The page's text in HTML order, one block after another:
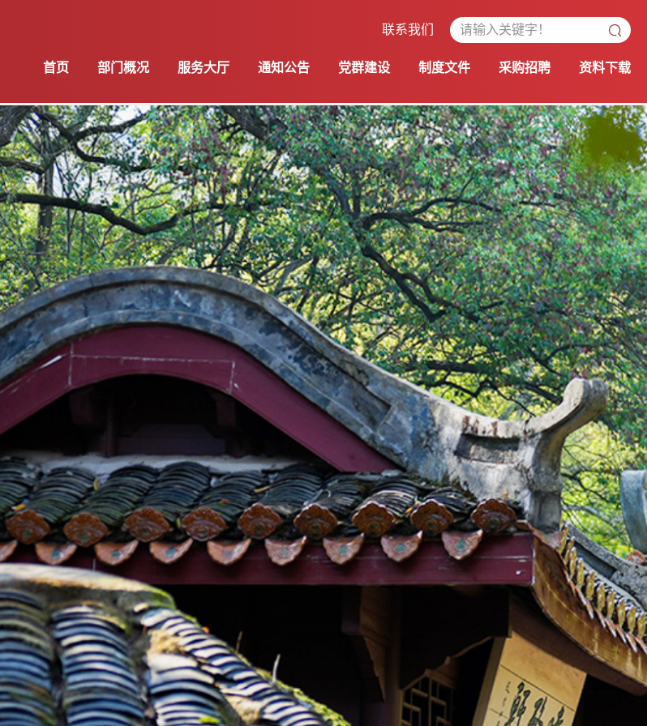
联系我们
首页 部门概况 服务大厅 通知公告 党群建设 制度文件 采购招聘 资料下载